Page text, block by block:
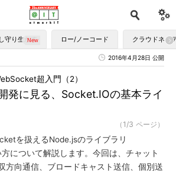
守り生かす ロー/ノーコード クラウドネイ
2016年4月28日 公開
発に見る、Socket.IOの基本ライ
超入門（2）
（1/3 ページ）
を扱えるNode.jsのライブラリ
方について解説します。今回は、チャット
方向通信、ブロードキャスト送信、個別送